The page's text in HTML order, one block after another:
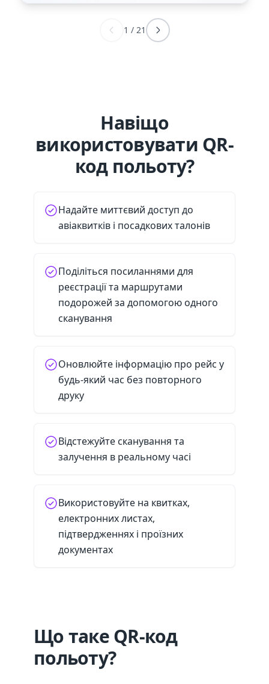
1 / 21
Навіщо
використовувати QR-
код польоту?
Надайте миттєвий доступ до
авіаквитків і посадкових талонів
Поділіться посиланнями для
реєстрації та маршрутами
подорожей за допомогою одного
сканування
Оновлюйте інформацію про рейс у
будь-який час без повторного
друку
Відстежуйте сканування та
залучення в реальному часі
Використовуйте на квитках,
електронних листах,
підтвердженнях і проїзних
документах
Що таке QR-код
польоту?